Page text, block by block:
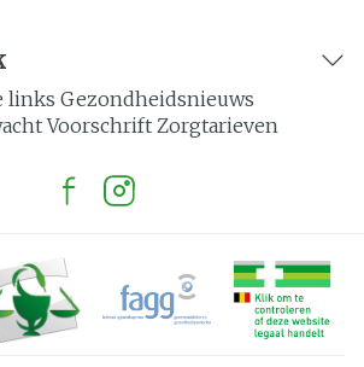
links Gezondheidsnieuws
Voorschrift Zorgtarieven